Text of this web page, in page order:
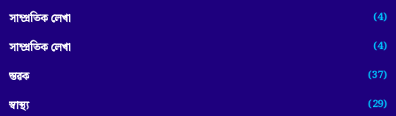
সাম্প্রতিক লেখা (4)
সাম্প্ৰতিক লেখা (4)
স্তৱক (37)
স্বাস্থ্য (29)